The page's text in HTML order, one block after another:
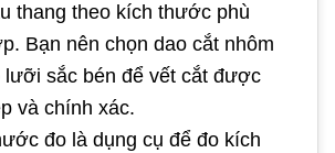
thang theo kích thước phù
Bạn nên chọn dao cắt nhôm
lưỡi sắc bén để vết cắt được
và chính xác.
đo là dụng cụ để đo kích